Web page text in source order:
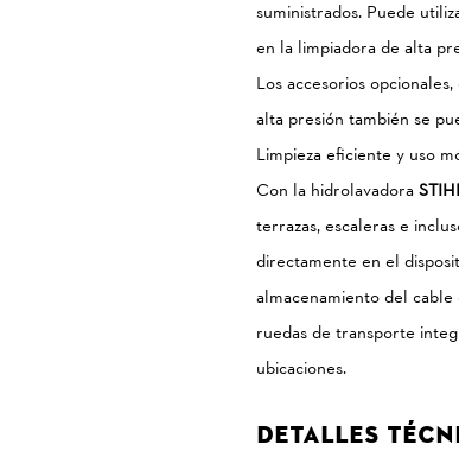
suministrados. Puede
en la limpiadora de alta
Los accesorios
alta presión también se
Limpieza eficiente y uso
Con la hidrolavadora
terrazas, escaleras e
directamente en el
almacenamiento del
ruedas de transporte
ubicaciones.
Detalles